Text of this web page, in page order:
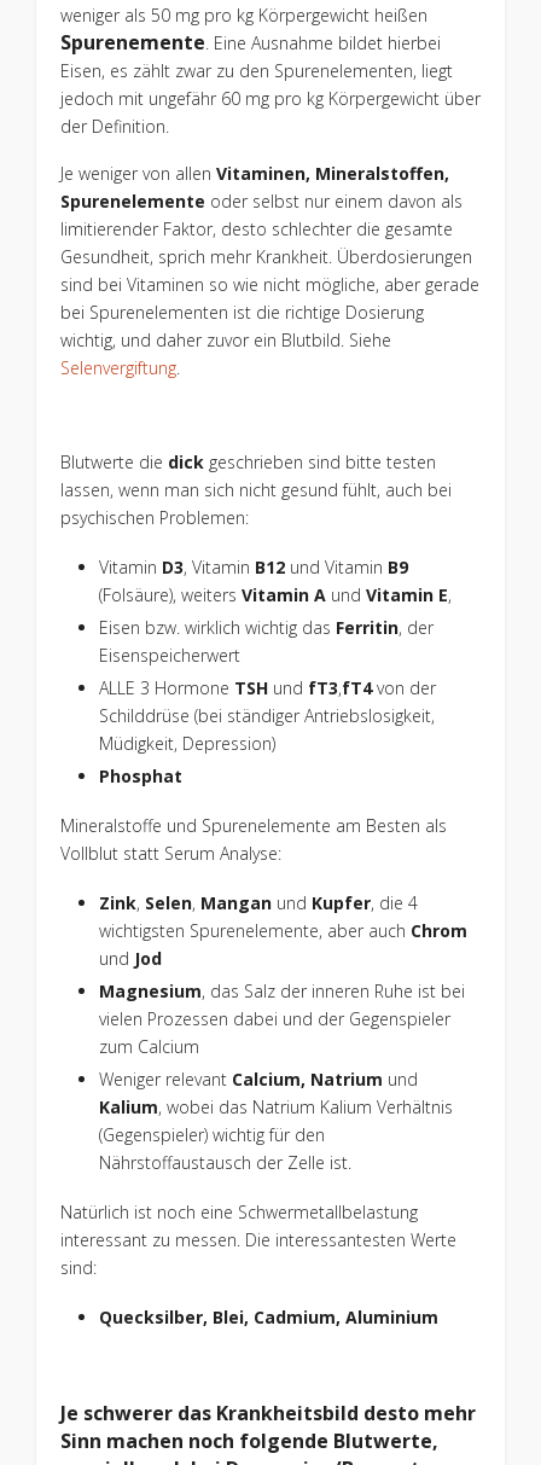
weniger als 50 mg pro kg Körpergewicht heißen
Spurenemente. Eine Ausnahme bildet hierbei
Eisen, es zählt zwar zu den Spurenelementen, liegt
jedoch mit ungefähr 60 mg pro kg Körpergewicht über
der Definition.
Je weniger von allen Vitaminen, Mineralstoffen,
Spurenelemente oder selbst nur einem davon als
limitierender Faktor, desto schlechter die gesamte
Gesundheit, sprich mehr Krankheit. Überdosierungen
sind bei Vitaminen so wie nicht mögliche, aber gerade
bei Spurenelementen ist die richtige Dosierung
wichtig, und daher zuvor ein Blutbild. Siehe
Selenvergiftung.
Blutwerte die dickgeschrieben sind bitte testen
lassen, wenn man sich nicht gesund fühlt, auch bei
psychischen Problemen:
Vitamin D3, Vitamin B12und Vitamin B9
(Folsäure), weiters Vitamin Aund Vitamin E,
Eisen bzw. wirklich wichtig das Ferritin, der
Eisenspeicherwert
ALLE 3 Hormone TSHund fT3,fT4von der
Schilddrüse (bei ständiger Antriebslosigkeit,
Müdigkeit, Depression)
Phosphat
Mineralstoffe und Spurenelemente am Besten als
Vollblut statt Serum Analyse:
Zink, Selen, Manganund Kupfer, die 4
wichtigsten Spurenelemente, aber auch Chrom
und Jod
Magnesium, das Salz der inneren Ruhe ist bei
vielen Prozessen dabei und der Gegenspieler
zum Calcium
Weniger relevant Calcium, Natrium und
Kalium, wobei das Natrium Kalium Verhältnis
(Gegenspieler) wichtig für den
Nährstoffaustausch der Zelle ist.
Natürlich ist noch eine Schwermetallbelastung
interessant zu messen. Die interessantesten Werte
sind:
Quecksilber, Blei, Cadmium, Aluminium
Je schwerer das Krankheitsbild desto mehr
Sinn machen noch folgende Blutwerte,